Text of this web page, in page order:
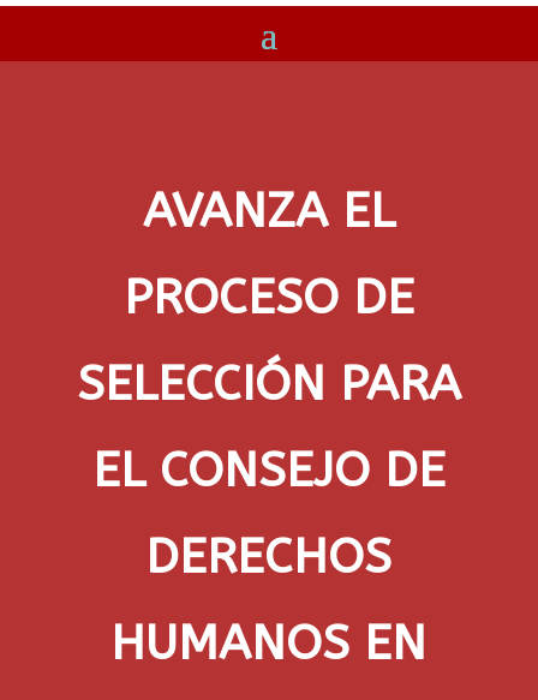
AVANZA EL
PROCESO DE
SELECCIÓN PARA
EL CONSEJO DE
DERECHOS
HUMANOS EN